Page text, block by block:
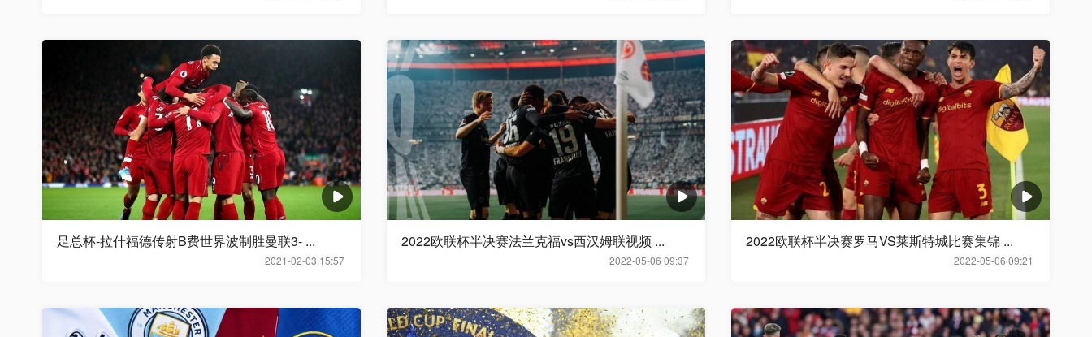
2021-02-03 15:57
足总杯-拉什福德传射B费世界波制胜曼联3- ...
2022-05-06 09:37
2022欧联杯半决赛法兰克福vs西汉姆联视频 ...
2022-05-06 09:21
2022欧联杯半决赛罗马VS莱斯特城比赛集锦 ...